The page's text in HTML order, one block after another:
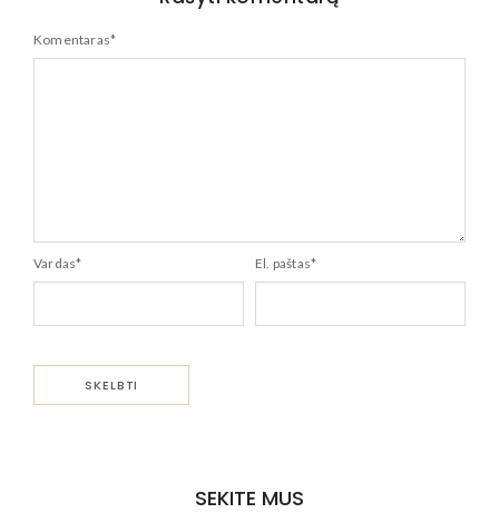
Komentaras*
Vardas* El. paštas*
SEKITE MUS